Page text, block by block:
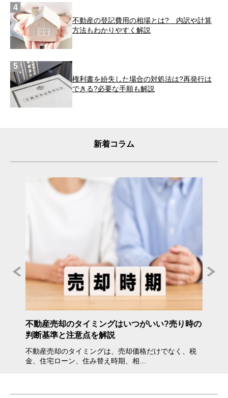
不動産の登記費用の相場とは? 内訳や計算
方法もわかりやすく解説
権利書を紛失した場合の対処法は?再発行は
できる?必要な手順も解説
新着コラム
不動産売却のタイミングはいつがいい?売り時の
判断基準と注意点を解説
不動産売却のタイミングは、売却価格だけでなく、税
金、住宅ローン、住み替え時期、相…